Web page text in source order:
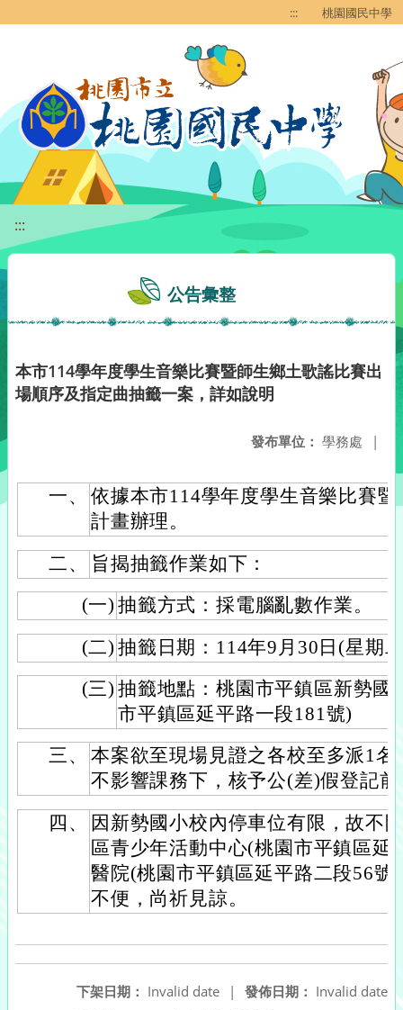
::: 桃園國民中學
:::
公告彙整
本市114學年度學生音樂比賽暨師生鄉土歌謠比賽出
場順序及指定曲抽籤一案，詳如說明
發布單位： 學務處 |
一、
依據本市114學年度學生音樂比賽
計畫辦理。
二、
旨揭抽籤作業如下：
(一) 抽籤方式：採電腦亂數作業。
(二) 抽籤日期：114年9月30日(星期
(三) 抽籤地點：桃園市平鎮區新勢國
市平鎮區延平路一段181號)
三、
本案欲至現場見證之各校至多派1
不影響課務下，核予公(差)假登記
四、
因新勢國小校內停車位有限，故不
區青少年活動中心(桃園市平鎮區延
醫院(桃園市平鎮區延平路二段56號
不便，尚祈見諒。
發佈日期： Invalid date
下架日期： Invalid date
|